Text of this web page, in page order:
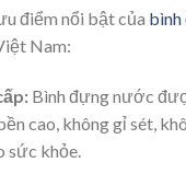
điểm nổi bật của
Nam:
Bình đựng nước
cao, không gỉ sét,
sức khỏe.